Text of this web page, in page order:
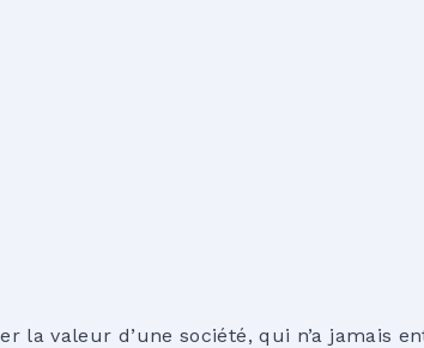
la valeur d’une société, qui n’a jamais